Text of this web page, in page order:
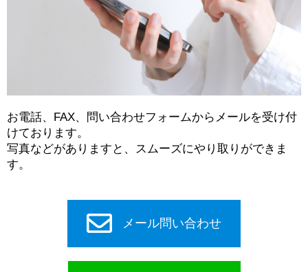
お電話、FAX、問い合わせフォームからメールを受け付
けております。
写真などがありますと、スムーズにやり取りができま
す。
メール問い合わせ